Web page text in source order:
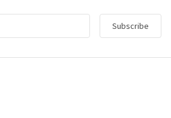
Subscribe